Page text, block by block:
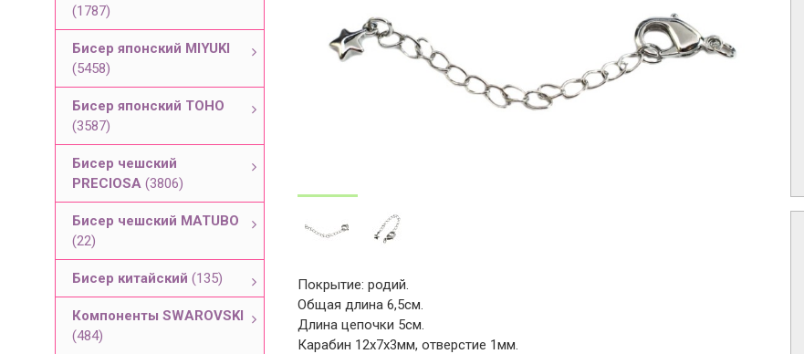
(1787)
Бисер японский MIYUKI
(5458)
Бисер японский TOHO
(3587)
Бисер чешский
PRECIOSA (3806)
Бисер чешский MATUBO
(22)
Бисер китайский (135)
Компоненты SWAROVSKI
(484)
Покрытие: родий.
Общая длина 6,5см.
Длина цепочки 5см.
Карабин 12х7х3мм, отверстие 1мм.